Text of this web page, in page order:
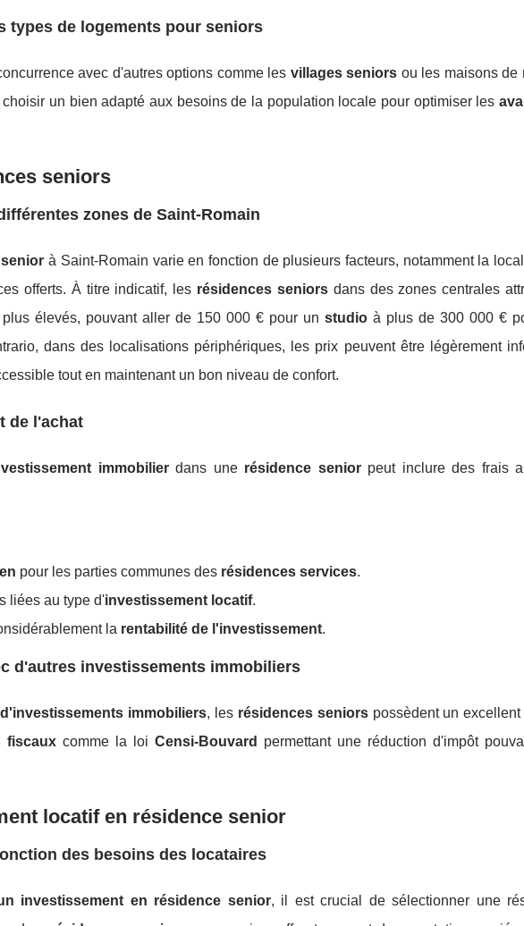
types de logements pour seniors
avec d'autres options comme les villages seniors ou les maisons de
un bien adapté aux besoins de la population locale pour optimiser les
seniors
zones de Saint-Romain
à Saint-Romain varie en fonction de plusieurs facteurs, notamment la
offerts. À titre indicatif, les résidences seniorsdans des zones centrales
élevés, pouvant aller de 150 000 € pour un studio à plus de 300 000 €
dans des localisations périphériques, les prix peuvent être légèrement
tout en maintenant un bon niveau de confort.
de l'achat
immobilierdans une résidence seniorpeut inclure des frais
pour les parties communes des résidences services.
liées au type d'investissement locatif.
la rentabilité de l'investissement.
d'autres investissements immobiliers
immobiliers, les résidences seniorspossèdent un excellent
fiscaux comme la loi Censi-Bouvard
permettant une réduction d'impôt
locatif en résidence senior
des besoins des locataires
investissement en résidence senior, il est crucial de sélectionner une